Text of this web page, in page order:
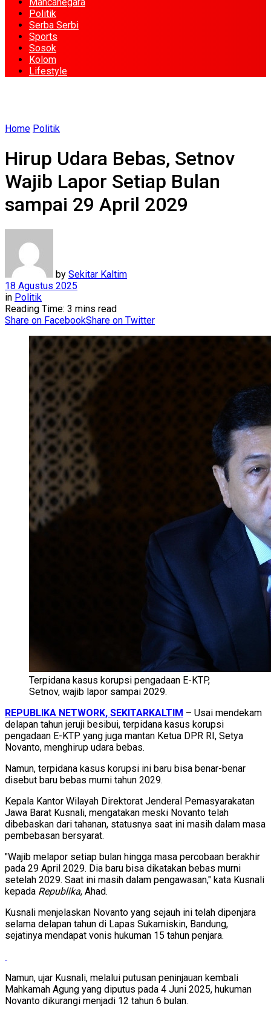
Politik
Serba Serbi
Sports
Sosok
Kolom
Lifestyle
Home Politik
Hirup Udara Bebas, Setnov
Wajib Lapor Setiap Bulan
sampai 29 April 2029
by Sekitar Kaltim
18 Agustus 2025
in Politik
Reading Time: 3 mins read
Share on FacebookShare on Twitter
Terpidana kasus korupsi pengadaan E-KTP,
Setnov, wajib lapor sampai 2029.
REPUBLIKA NETWORK, SEKITARKALTIM – Usai mendekam
delapan tahun jeruji besibui, terpidana kasus korupsi
pengadaan E-KTP yang juga mantan Ketua DPR RI, Setya
Novanto, menghirup udara bebas.
Namun, terpidana kasus korupsi ini baru bisa benar-benar
disebut baru bebas murni tahun 2029.
Kepala Kantor Wilayah Direktorat Jenderal Pemasyarakatan
Jawa Barat Kusnali, mengatakan meski Novanto telah
dibebaskan dari tahanan, statusnya saat ini masih dalam masa
pembebasan bersyarat.
"Wajib melapor setiap bulan hingga masa percobaan berakhir
pada 29 April 2029. Dia baru bisa dikatakan bebas murni
setelah 2029. Saat ini masih dalam pengawasan," kata Kusnali
kepada Republika, Ahad.
Kusnali menjelaskan Novanto yang sejauh ini telah dipenjara
selama delapan tahun di Lapas Sukamiskin, Bandung,
sejatinya mendapat vonis hukuman 15 tahun penjara.
Namun, ujar Kusnali, melalui putusan peninjauan kembali
Mahkamah Agung yang diputus pada 4 Juni 2025, hukuman
Novanto dikurangi menjadi 12 tahun 6 bulan.